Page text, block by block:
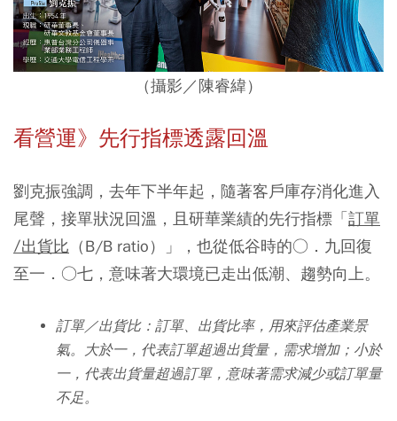
（攝影／陳睿緯）
看營運》先行指標透露回溫
劉克振強調，去年下半年起，隨著客戶庫存消化進入
尾聲，接單狀況回溫，且研華業績的先行指標「訂單
∕出貨比 （B/B ratio）」，也從低谷時的○．九回復
至一．○七，意味著大環境已走出低潮、趨勢向上。
訂單／出貨比：訂單、出貨比率，用來評估產業景
氣。大於一，代表訂單超過出貨量，需求增加；小於
一，代表出貨量超過訂單，意味著需求減少或訂單量
不足。